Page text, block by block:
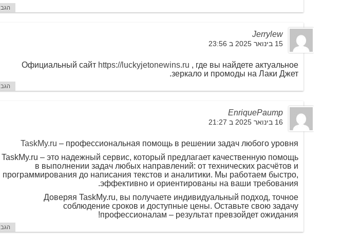
הגב
Jerrylew
15 בינואר 2025 ב 23:56
Официальный сайт https://luckyjetonewins.ru , где вы найдете актуальное
зеркало и промоды на Лаки Джет.
הגב
EnriquePaump
16 בינואר 2025 ב 21:27
TaskMy.ru – профессиональная помощь в решении задач любого уровня
TaskMy.ru – это надежный сервис, который предлагает качественную помощь
в выполнении задач любых направлений: от технических расчётов и
программирования до написания текстов и аналитики. Мы работаем быстро,
эффективно и ориентированы на ваши требования.
Доверяя TaskMy.ru, вы получаете индивидуальный подход, точное
соблюдение сроков и доступные цены. Оставьте свою задачу
профессионалам – результат превзойдет ожидания!
הגב